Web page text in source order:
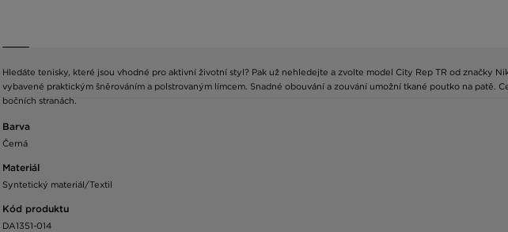
Hledáte tenisky, které jsou vhodné pro aktivní životní styl? Pak už nehledejte a zvolte model City Rep TR od
vybavené praktickým šněrováním a polstrovaným límcem. Snadné obouvání a zouvání umožní tkané poutko na
bočních stranách.
Barva
Černá
Materiál
Syntetický materiál/Textil
Kód produktu
DA1351-014